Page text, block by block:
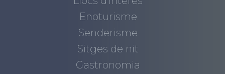
Enoturisme
Senderisme
Sitges de nit
Gastronomia